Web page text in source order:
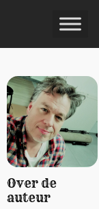
Over de
auteur